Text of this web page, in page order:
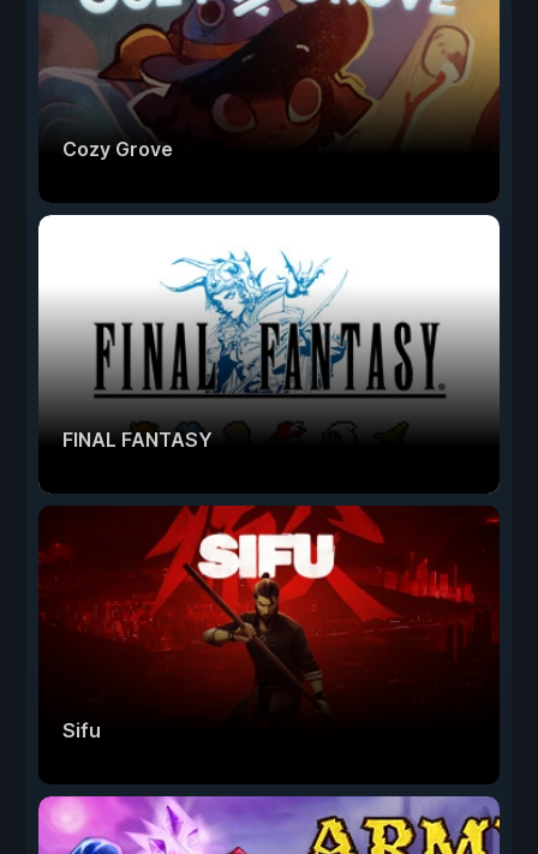
Cozy Grove
FINAL FANTASY
Sifu